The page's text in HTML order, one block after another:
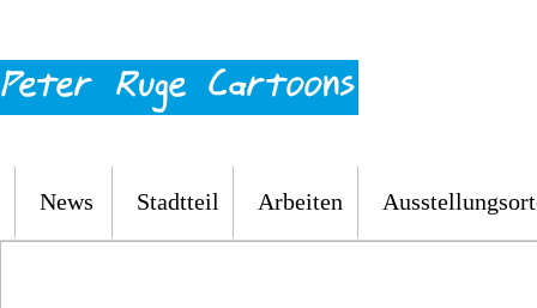
News Stadtteil Arbeiten